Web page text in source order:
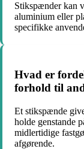
Stikspænder kan
aluminium eller
specifikke
Hvad er
forhold til
Et stikspænde
holde genstande
midlertidige
afgørende.